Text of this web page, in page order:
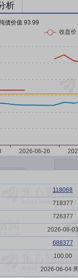
析
债价值 93.99
118068
718377
726377
2026-06-03
688377
100.00
2026-06-04